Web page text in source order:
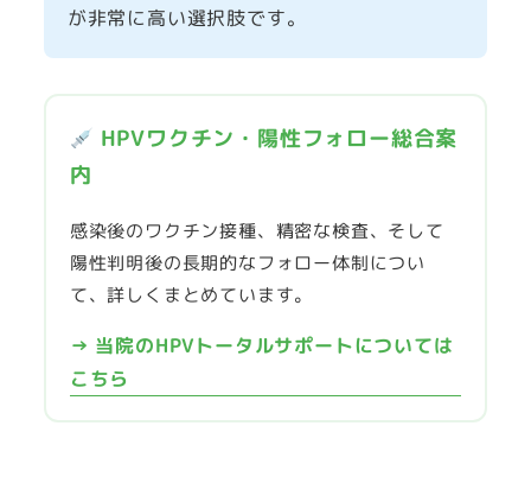
が非常に高い選択肢です。
HPVワクチン・陽性フォロー総合案
内
感染後のワクチン接種、精密な検査、そして
陽性判明後の長期的なフォロー体制につい
て、詳しくまとめています。
→ 当院のHPVトータルサポートについては
こちら